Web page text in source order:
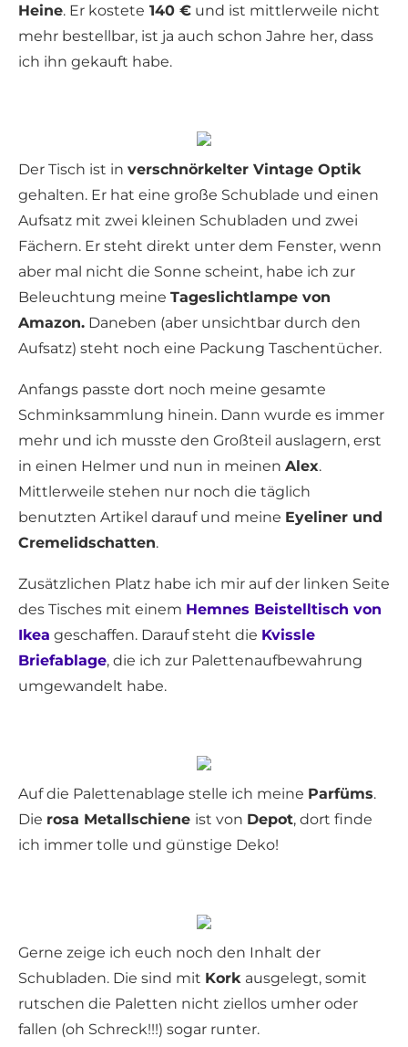
Heine. Er kostete 140 € und ist mittlerweile nicht
mehr bestellbar, ist ja auch schon Jahre her, dass
ich ihn gekauft habe.
Der Tisch ist in verschnörkelter Vintage Optik
gehalten. Er hat eine große Schublade und einen
Aufsatz mit zwei kleinen Schubladen und zwei
Fächern. Er steht direkt unter dem Fenster, wenn
aber mal nicht die Sonne scheint, habe ich zur
Beleuchtung meine Tageslichtlampe von
Amazon. Daneben (aber unsichtbar durch den
Aufsatz) steht noch eine Packung Taschentücher.
Anfangs passte dort noch meine gesamte
Schminksammlung hinein. Dann wurde es immer
mehr und ich musste den Großteil auslagern, erst
in einen Helmer und nun in meinen Alex.
Mittlerweile stehen nur noch die täglich
benutzten Artikel darauf und meine Eyeliner und
Cremelidschatten.
Zusätzlichen Platz habe ich mir auf der linken Seite
des Tisches mit einem Hemnes Beistelltisch von
Ikea geschaffen. Darauf steht die Kvissle
Briefablage, die ich zur Palettenaufbewahrung
umgewandelt habe.
Auf die Palettenablage stelle ich meine Parfüms.
Die rosa Metallschiene ist von Depot, dort finde
ich immer tolle und günstige Deko!
Gerne zeige ich euch noch den Inhalt der
Schubladen. Die sind mit Kork ausgelegt, somit
rutschen die Paletten nicht ziellos umher oder
fallen (oh Schreck!!!) sogar runter.